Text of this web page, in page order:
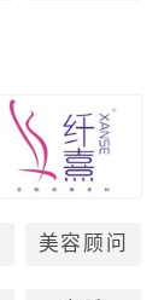
美容顾问